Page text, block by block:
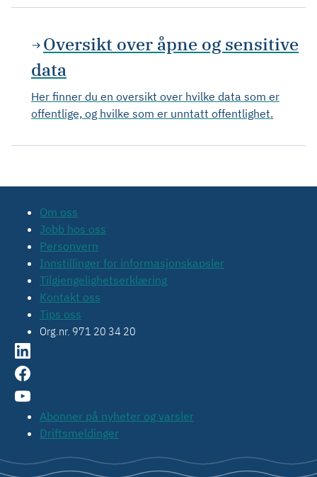
Oversikt over åpne og sensitive
data
Her finner du en oversikt over hvilke data som er
offentlige, og hvilke som er unntatt offentlighet.
Om oss
Jobb hos oss
Personvern
Innstillinger for informasjonskapsler
Tilgjengelighetserklæring
Kontakt oss
Tips oss
Org.nr. 971 20 34 20
Abonner på nyheter og varsler
Driftsmeldinger